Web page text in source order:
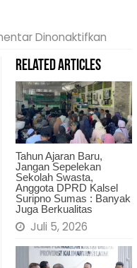
Dinonaktifkanpada
Nilai
dalam
Harus
Related Articles
Tahun Ajaran Baru,
Jangan Sepelekan
Sekolah Swasta,
Anggota DPRD Kalsel
Suripno Sumas : Banyak
Juga Berkualitas
Juli 5, 2026